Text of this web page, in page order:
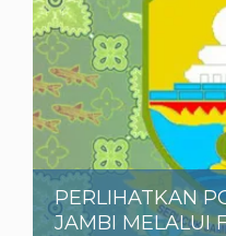
PERLIHATKAN
JAMBI MELALUI